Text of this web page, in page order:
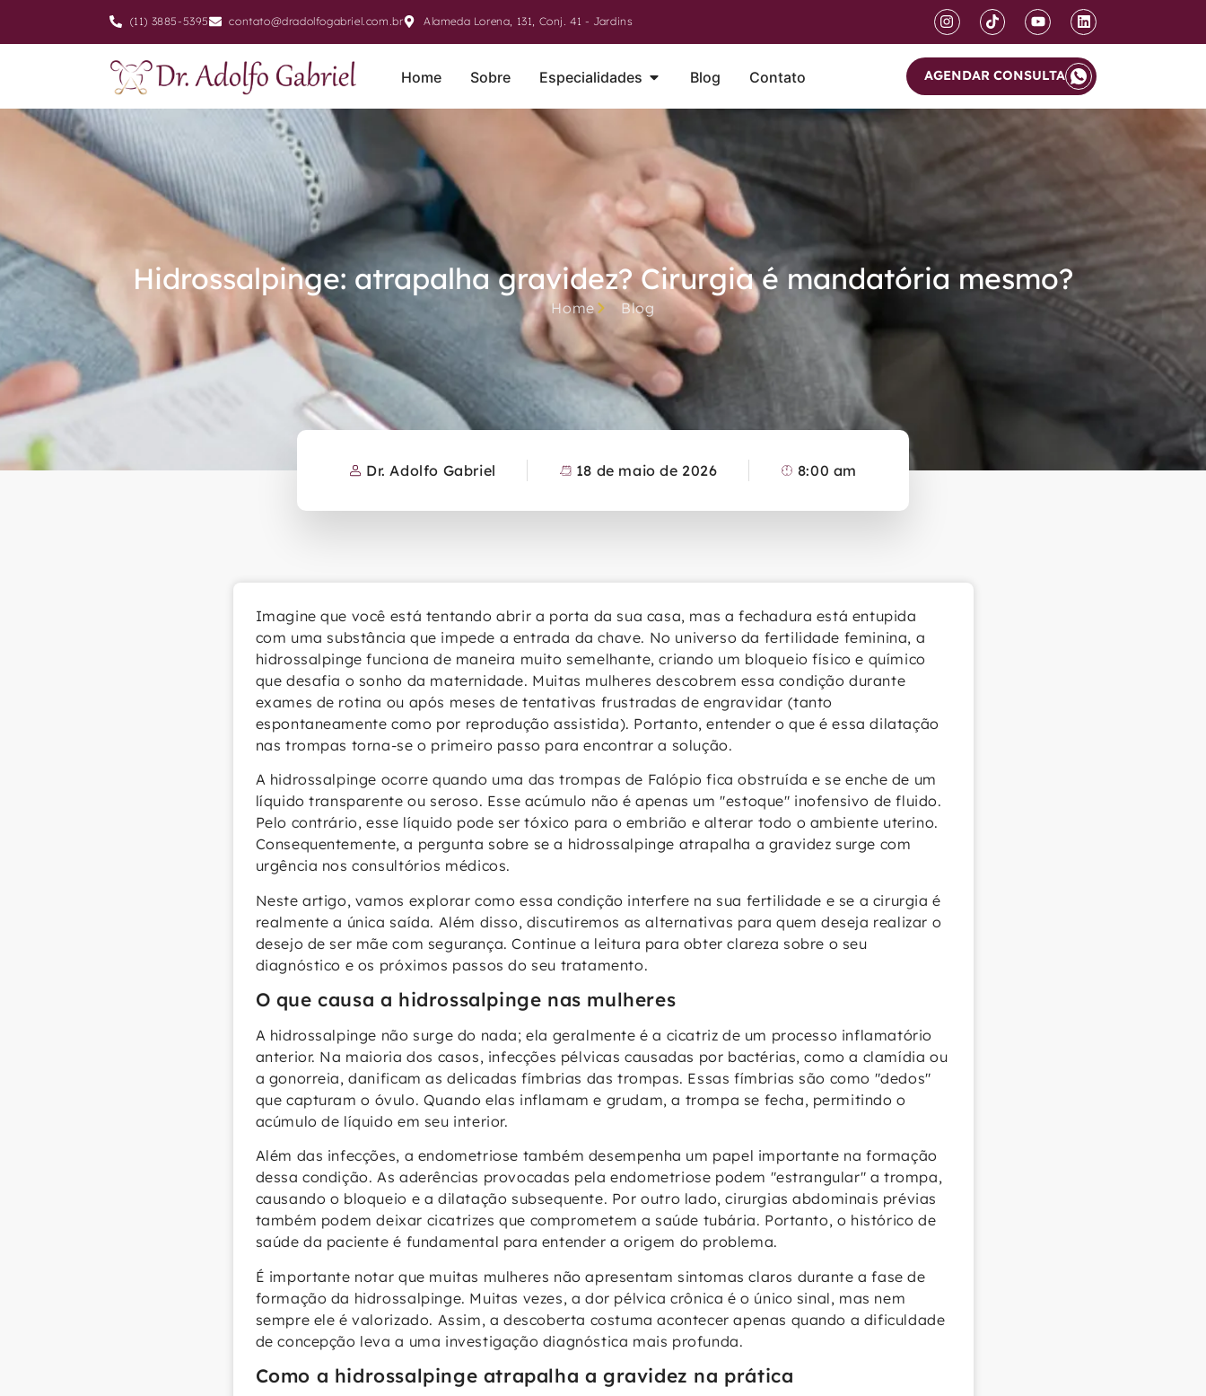
(11) 3885-5395 contato@dradolfogabriel.com.br Alameda Lorena, 131, Conj. 41 - Jardins
Home Sobre Especialidades Blog Contato AGENDAR CONSULTA
Hidrossalpinge: atrapalha gravidez? Cirurgia é mandatória mesmo?
Home Blog
Dr. Adolfo Gabriel 18 de maio de 2026 8:00 am
Imagine que você está tentando abrir a porta da sua casa, mas a fechadura está entupida
com uma substância que impede a entrada da chave. No universo da fertilidade feminina, a
hidrossalpinge funciona de maneira muito semelhante, criando um bloqueio físico e químico
que desafia o sonho da maternidade. Muitas mulheres descobrem essa condição durante
exames de rotina ou após meses de tentativas frustradas de engravidar (tanto
espontaneamente como por reprodução assistida). Portanto, entender o que é essa dilatação
nas trompas torna-se o primeiro passo para encontrar a solução.
A hidrossalpinge ocorre quando uma das trompas de Falópio fica obstruída e se enche de um
líquido transparente ou seroso. Esse acúmulo não é apenas um "estoque" inofensivo de fluido.
Pelo contrário, esse líquido pode ser tóxico para o embrião e alterar todo o ambiente uterino.
Consequentemente, a pergunta sobre se a hidrossalpinge atrapalha a gravidez surge com
urgência nos consultórios médicos.
Neste artigo, vamos explorar como essa condição interfere na sua fertilidade e se a cirurgia é
realmente a única saída. Além disso, discutiremos as alternativas para quem deseja realizar o
desejo de ser mãe com segurança. Continue a leitura para obter clareza sobre o seu
diagnóstico e os próximos passos do seu tratamento.
O que causa a hidrossalpinge nas mulheres
A hidrossalpinge não surge do nada; ela geralmente é a cicatriz de um processo inflamatório
anterior. Na maioria dos casos, infecções pélvicas causadas por bactérias, como a clamídia ou
a gonorreia, danificam as delicadas fímbrias das trompas. Essas fímbrias são como "dedos"
que capturam o óvulo. Quando elas inflamam e grudam, a trompa se fecha, permitindo o
acúmulo de líquido em seu interior.
Além das infecções, a endometriose também desempenha um papel importante na formação
dessa condição. As aderências provocadas pela endometriose podem "estrangular" a trompa,
causando o bloqueio e a dilatação subsequente. Por outro lado, cirurgias abdominais prévias
também podem deixar cicatrizes que comprometem a saúde tubária. Portanto, o histórico de
saúde da paciente é fundamental para entender a origem do problema.
É importante notar que muitas mulheres não apresentam sintomas claros durante a fase de
formação da hidrossalpinge. Muitas vezes, a dor pélvica crônica é o único sinal, mas nem
sempre ele é valorizado. Assim, a descoberta costuma acontecer apenas quando a dificuldade
de concepção leva a uma investigação diagnóstica mais profunda.
Como a hidrossalpinge atrapalha a gravidez na prática